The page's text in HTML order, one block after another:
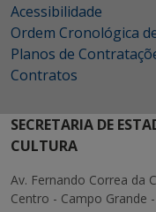
Acessibilidade
Ordem Cronológica
Planos de
Contratos
SECRETARIA DE
CULTURA
Av. Fernando Correa da
Centro - Campo Grande